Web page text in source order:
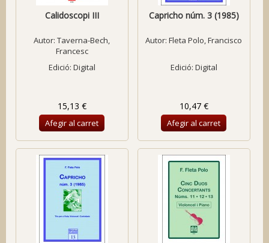
Calidoscopi III
Autor:Taverna-Bech,
Francesc
Edició: Digital
15,13 €
Afegir al carret
Capricho núm. 3 (1985)
Autor:Fleta Polo, Francisco
Edició: Digital
10,47 €
Afegir al carret